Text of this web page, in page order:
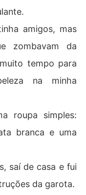
amigos, mas
zombavam da
tempo para
na minha
roupa simples:
branca e uma
saí de casa e fui
da garota.